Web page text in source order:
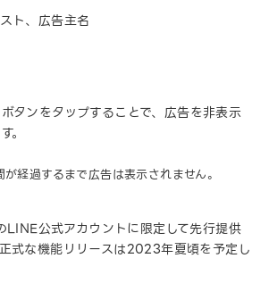
ト、広告主名
タンをタップすることで、広告を非表示
。
経過するまで広告は表示されません。
公式アカウントに限定して先行提供
式な機能リリースは2023年夏頃を予定し